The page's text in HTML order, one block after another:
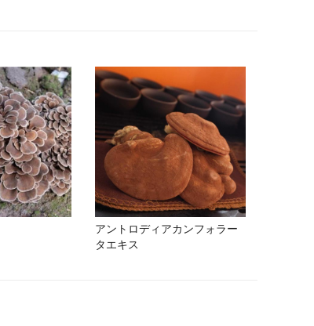
アントロディアカンフォラー
タエキス